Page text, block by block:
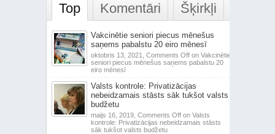
Top Komentāri Šķirkļi
Vakcinētie seniori piecus mēnešus
saņems pabalstu 20 eiro mēnesī
oktobris 13, 2021, Comments Offon Vakcinētie
seniori piecus mēnešus saņems pabalstu 20
eiro mēnesī
Valsts kontrole: Privatizācijas
nebeidzamais stāsts sāk tukšot valsts
budžetu
maijs 16, 2019, Comments Offon Valsts
kontrole: Privatizācijas nebeidzamais stāsts
sāk tukšot valsts budžetu